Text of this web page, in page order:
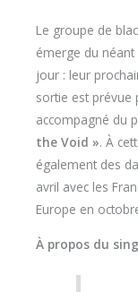
Le groupe de
émerge du
jour : leur
sortie est prévue
accompagné du
the Void ». À
également des
avril avec les
Europe en
À propos du